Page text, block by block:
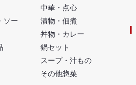
ソー
中華・点心
漬物・佃煮
丼物・カレー
鍋セット
スープ・汁もの
その他惣菜